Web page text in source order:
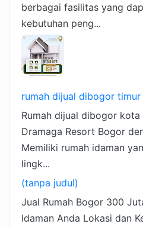
berbagai fasilitas yang
kebutuhan peng...
rumah dijual dibogor
Rumah dijual dibogor
Dramaga Resort Bogor
Memiliki rumah idaman
lingk...
(tanpa judul)
Jual Rumah Bogor 300
Idaman Anda Lokasi dan